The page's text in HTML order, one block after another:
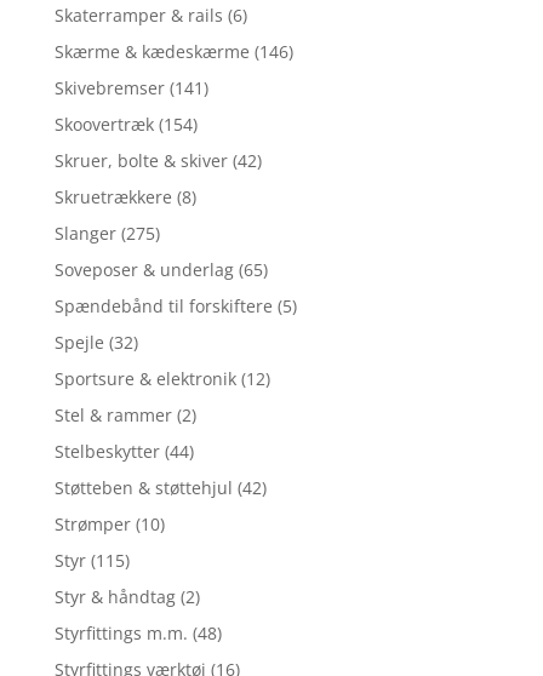
Skaterramper & rails (6)
Skærme & kædeskærme (146)
Skivebremser (141)
Skoovertræk (154)
Skruer, bolte & skiver (42)
Skruetrækkere (8)
Slanger (275)
Soveposer & underlag (65)
Spændebånd til forskiftere (5)
Spejle (32)
Sportsure & elektronik (12)
Stel & rammer (2)
Stelbeskytter (44)
Støtteben & støttehjul (42)
Strømper (10)
Styr (115)
Styr & håndtag (2)
Styrfittings m.m. (48)
Styrfittings værktøj (16)